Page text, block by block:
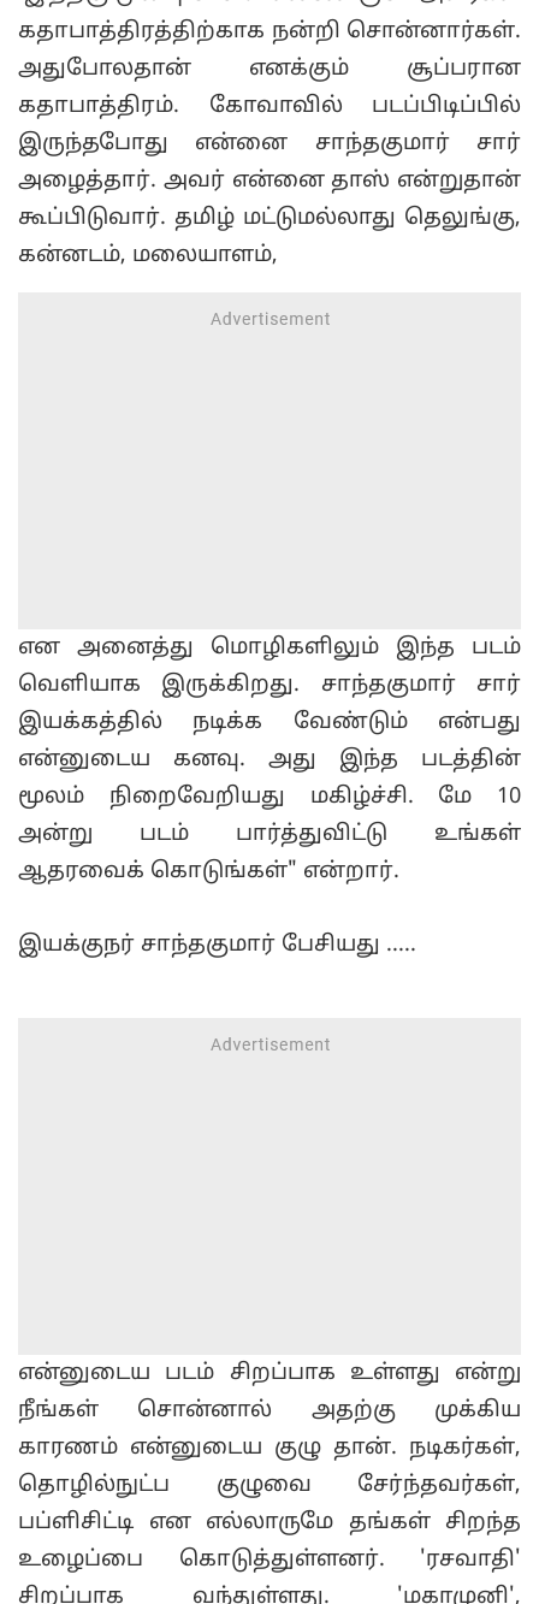
கதாபாத்திரத்திற்காக நன்றி சொன்னார்கள்.
அதுபோலதான் எனக்கும் சூப்பரான
கதாபாத்திரம். கோவாவில் படப்பிடிப்பில்
இருந்தபோது என்னை சாந்தகுமார் சார்
அழைத்தார். அவர் என்னை தாஸ் என்றுதான்
கூப்பிடுவார். தமிழ் மட்டுமல்லாது தெலுங்கு,
கன்னடம், மலையாளம்,
என அனைத்து மொழிகளிலும் இந்த படம்
வெளியாக இருக்கிறது. சாந்தகுமார் சார்
இயக்கத்தில் நடிக்க வேண்டும் என்பது
என்னுடைய கனவு. அது இந்த படத்தின்
மூலம் நிறைவேறியது மகிழ்ச்சி. மே 10
அன்று படம் பார்த்துவிட்டு உங்கள்
ஆதரவைக் கொடுங்கள்" என்றார்.
இயக்குநர் சாந்தகுமார் பேசியது .....
என்னுடைய படம் சிறப்பாக உள்ளது என்று
நீங்கள் சொன்னால் அதற்கு முக்கிய
காரணம் என்னுடைய குழு தான். நடிகர்கள்,
தொழில்நுட்ப குழுவை சேர்ந்தவர்கள்,
பப்ளிசிட்டி என எல்லாருமே தங்கள் சிறந்த
உழைப்பை கொடுத்துள்ளனர். 'ரசவாதி'
சிறப்பாக வந்துள்ளது. 'மகாமுனி',